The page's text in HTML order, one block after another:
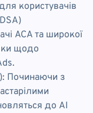
користувачів
ACA та широкої
щодо
Починаючи з
до AI